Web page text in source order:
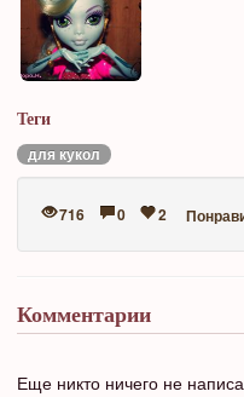
Теги
для кукол
716 0 2
Комментарии
Еще никто ничего не